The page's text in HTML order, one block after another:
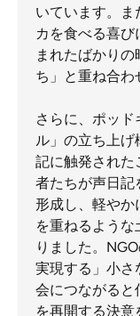
いています。ま
カを食べる喜
まれたばかり
ち」と重ね合わ
さらに、ポッ
ル」の立ち上げ
記に触発された
者たちが声日記
形成し、軽やか
を重ねるよう
りました。
実現する」小さ
会につながると
を再開する決意